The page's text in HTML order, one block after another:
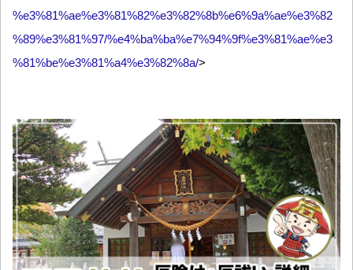
%e3%81%ae%e3%81%82%e3%82%8b%e6%9a%ae%e3%82
%89%e3%81%97/%e4%ba%ba%e7%94%9f%e3%81%ae%e3
%81%be%e3%81%a4%e3%82%8a/>